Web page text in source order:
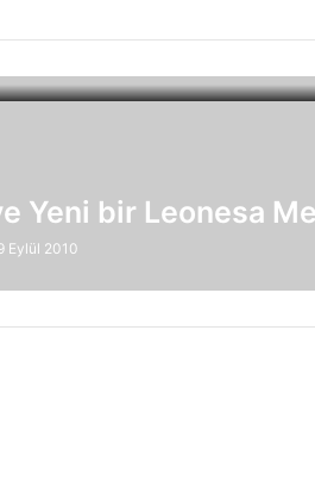
Yeni bir Leonesa
Eylül 2010